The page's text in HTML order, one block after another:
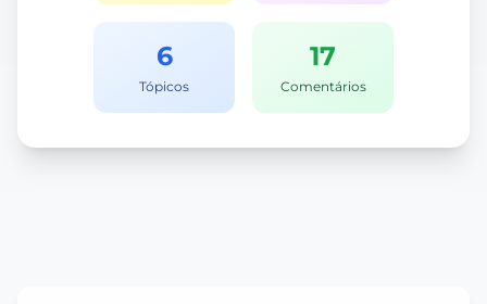
6
Tópicos
17
Comentários